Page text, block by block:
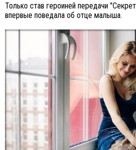
Только став героиней передачи
впервые поведала об отце малыша.